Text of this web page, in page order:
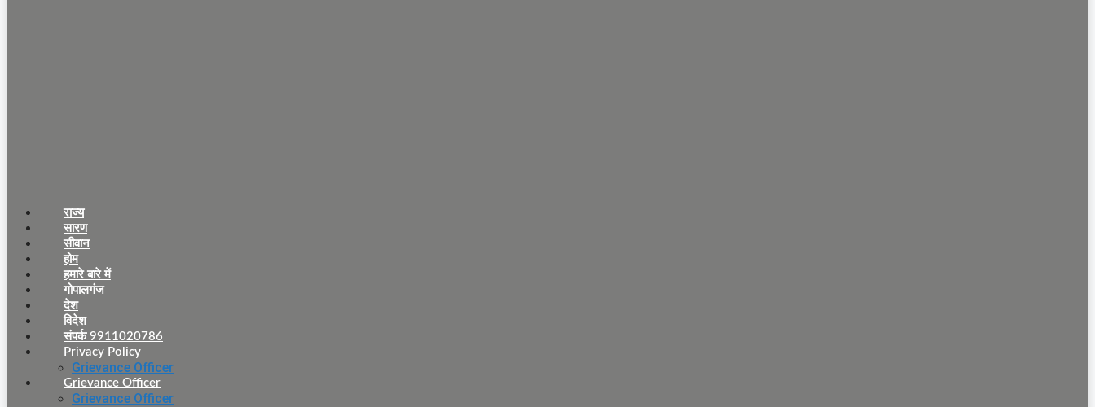
राज्य
सारण
सीवान
होम
हमारे बारे में
गोपालगंज
देश
विदेश
संपर्क 9911020786
Privacy Policy
Grievance Officer
Grievance Officer
Grievance Officer